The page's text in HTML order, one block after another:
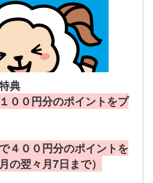
典
００円分のポイントをプ
４００円分のポイントを
の翌々月7日まで）